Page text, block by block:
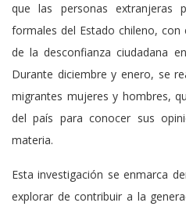
que las personas extranjeras
formales del Estado chileno, con
de la desconfianza ciudadana
Durante diciembre y enero, se
migrantes mujeres y hombres,
del país para conocer sus
materia.
Esta investigación se enmarca
explorar de contribuir a la